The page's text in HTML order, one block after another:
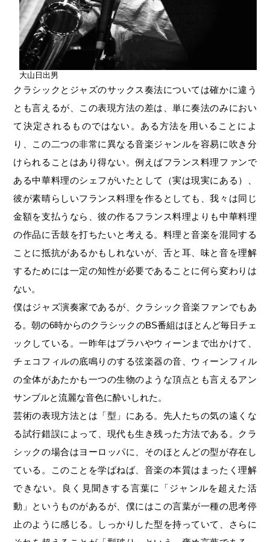
大山日出男
クラシックとジャズのサックス奏法については確かに違う
とも言えるが、この表現方法の差は、単に奏法のみにおい
て決定されるものではない。ある方法を用いることによ
り、この二つの非常に異なる音楽ジャンルを容易に吹き分
けられることはあり得ない。例えばフランス料理ファンで
ある中華料理のシェフがいたとして（実は現実にある）、
彼が素晴らしいフランス料理を作るとしても、我々は同じ
金額を支払うなら、彼の作るフランス料理よりも中華料理
の作品に舌鼓を打ちたいと考える。料理と音楽を混同する
ことに抵抗があるかもしれないが、舌と耳、味と音を理解
するためには一定の知性が必要であることに何ら変わりは
ない。
僕はジャズ演奏家であるが、クラシック音楽ファンでもあ
る。朝の6時からのクラシックのBS番組はほとんど毎日チェ
ックしている。一昨年はプラハやウィーンまで出かけて、
チェコフィルの底鳴りのする弦楽器の音、ウィーンフィル
の全体があたかも一つの生物のような頂点とも言えるアン
サンブルと流麗な音色に酔いしれた。
芸術の表現方法とは「型」にある。先人たちの気の遠くな
る試行錯誤によって、現代も生き残った方法である。クラ
シックの場合はヨーロッパに、そのほとんどの型が存在し
ている。このことを学ばねば、音楽の本質はまったく理解
できない。良く見聞きする言葉に「ジャンルを超えた活
動」というものがあるが、僕にはこの言葉が一種の思考停
止のように感じる。しっかりした型を持っていて、さらに